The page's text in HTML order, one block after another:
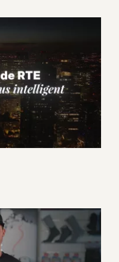
a choisi
client